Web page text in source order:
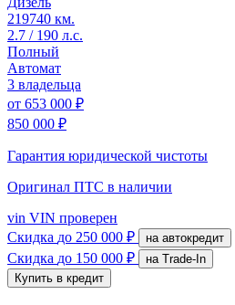
219740 км.
2.7 / 190 л.с.
Полный
Автомат
3 владельца
от 653 000 ₽
850 000 ₽
Гарантия юридической чистоты
Оригинал ПТС в наличии
vin VIN проверен
Скидка до 250 000 ₽ на автокредит
Скидка до 150 000 ₽
на Trade-In
Купить в кредит